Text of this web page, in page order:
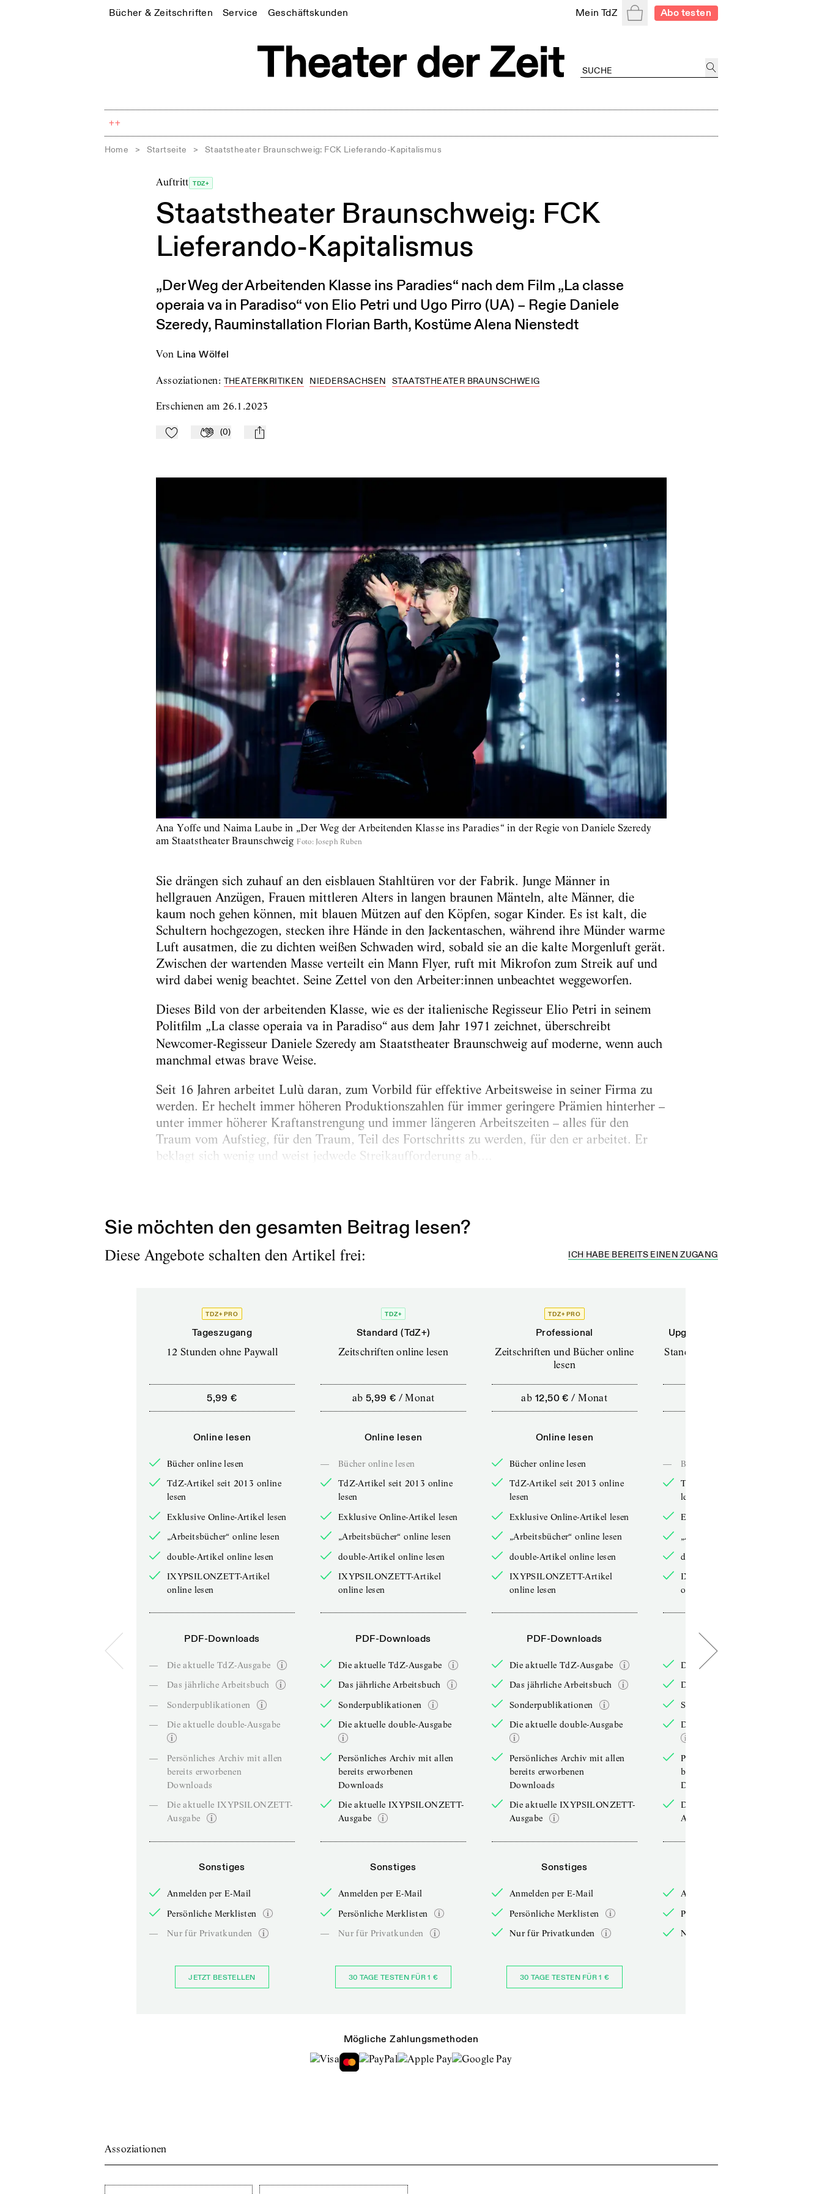
Bücher & Zeitschriften Service Geschäftskunden Mein TdZ WarenkorbAbo testen
++
Home > Startseite > Staatstheater Braunschweig: FCK Lieferando-Kapitalismus
Auftritt TDZ+
Staatstheater Braunschweig: FCK
Lieferando-Kapitalismus
„Der Weg der Arbeitenden Klasse ins Paradies“ nach dem Film „La classe
operaia va in Paradiso“ von Elio Petri und Ugo Pirro (UA) – Regie Daniele
Szeredy, Rauminstallation Florian Barth, Kostüme Alena Nienstedt
von Lina Wölfel
Assoziationen: THEATERKRITIKEN NIEDERSACHSEN STAATSTHEATER BRAUNSCHWEIG
Erschienen am 26.1.2023
Zu Mein-TdZ hinzufügen
Applaudieren
(0) mail
Ana Yoffe und Naima Laube in „Der Weg der Arbeitenden Klasse ins Paradies“ in der Regie von Daniele Szeredy
am Staatstheater Braunschweig Foto: Joseph Ruben
Sie drängen sich zuhauf an den eisblauen Stahltüren vor der Fabrik. Junge Männer in
hellgrauen Anzügen, Frauen mittleren Alters in langen braunen Mänteln, alte Männer, die
kaum noch gehen können, mit blauen Mützen auf den Köpfen, sogar Kinder. Es ist kalt, die
Schultern hochgezogen, stecken ihre Hände in den Jackentaschen, während ihre Münder warme
Luft ausatmen, die zu dichten weißen Schwaden wird, sobald sie an die kalte Morgenluft gerät.
Zwischen der wartenden Masse verteilt ein Mann Flyer, ruft mit Mikrofon zum Streik auf und
wird dabei wenig beachtet. Seine Zettel von den Arbeiter:innen unbeachtet weggeworfen.
Dieses Bild von der arbeitenden Klasse, wie es der italienische Regisseur Elio Petri in seinem
Politfilm „La classe operaia va in Paradiso“ aus dem Jahr 1971 zeichnet, überschreibt
Newcomer-Regisseur Daniele Szeredy am Staatstheater Braunschweig auf moderne, wenn auch
manchmal etwas brave Weise.
Seit 16 Jahren arbeitet Lulù daran, zum Vorbild für effektive Arbeitsweise in seiner Firma zu
werden. Er hechelt immer höheren Produktionszahlen für immer geringere Prämien hinterher –
unter immer höherer Kraftanstrengung und immer längeren Arbeitszeiten – alles für den
Traum vom Aufstieg, für den Traum, Teil des Fortschritts zu werden, für den er arbeitet. Er
beklagt sich wenig und weist jedwede Streikaufforderung ab....
Sie möchten den gesamten Beitrag lesen?
Diese Angebote schalten den Artikel frei: ICH HABE BEREITS EINEN ZUGANG
TDZ+ PRO
Tageszugang
12 Stunden ohne Paywall
5,99 €
Online lesen
Bücher online lesen
TdZ-Artikel seit 2013 online
lesen
Exklusive Online-Artikel lesen
„Arbeitsbücher“ online lesen
double-Artikel online lesen
IXYPSILONZETT-Artikel
online lesen
PDF-Downloads
—
Die aktuelle TdZ-Ausgabe
—
Das jährliche Arbeitsbuch
—
Sonderpublikationen
—
Die aktuelle double-Ausgabe
—
Persönliches Archiv mit allen
bereits erworbenen
Downloads
—
Die aktuelle IXYPSILONZETT-
Ausgabe
Sonstiges
Anmelden per E-Mail
Persönliche Merklisten
—
Nur für Privatkunden
JETZT BESTELLEN
TDZ+
Standard (TdZ+)
Zeitschriften online lesen
ab 5,99 € /Monat
Online lesen
—
Bücher online lesen
TdZ-Artikel seit 2013 online
lesen
Exklusive Online-Artikel lesen
„Arbeitsbücher“ online lesen
double-Artikel online lesen
IXYPSILONZETT-Artikel
online lesen
PDF-Downloads
Die aktuelle TdZ-Ausgabe
Das jährliche Arbeitsbuch
Sonderpublikationen
Die aktuelle double-Ausgabe
Persönliches Archiv mit allen
bereits erworbenen
Downloads
Die aktuelle IXYPSILONZETT-
Ausgabe
Sonstiges
Anmelden per E-Mail
Persönliche Merklisten
—
Nur für Privatkunden
30 TAGE TESTEN FÜR 1 €
TDZ+ PRO
Professional
Zeitschriften und Bücher online
lesen
ab 12,50 € /Monat
Online lesen
Bücher online lesen
TdZ-Artikel seit 2013 online
lesen
Exklusive Online-Artikel lesen
„Arbeitsbücher“ online lesen
double-Artikel online lesen
IXYPSILONZETT-Artikel
online lesen
PDF-Downloads
Die aktuelle TdZ-Ausgabe
Das jährliche Arbeitsbuch
Sonderpublikationen
Die aktuelle double-Ausgabe
Persönliches Archiv mit allen
bereits erworbenen
Downloads
Die aktuelle IXYPSILONZETT-
Ausgabe
Sonstiges
Anmelden per E-Mail
Persönliche Merklisten
Nur für Privatkunden
30 TAGE TESTEN FÜR 1 €
Upgrade für Printabonnenten
Standard (TdZ+) – Zeitschriften
—
Bücher online lesen
TdZ-Artikel seit 2013 online
lesen
Exklusive Online-Artikel lesen
„Arbeitsbücher“ online lesen
double-Artikel online lesen
IXYPSILONZETT-Artikel
online lesen
PDF-Downloads
Die aktuelle TdZ-Ausgabe
Das jährliche Arbeitsbuch
Sonderpublikationen
Die aktuelle double-Ausgabe
Persönliches Archiv mit allen
bereits erworbenen
Downloads
Die aktuelle IXYPSILONZETT-
Ausgabe
Anmelden per E-Mail
Persönliche Merklisten
Nur für Privatkunden
Mögliche Zahlungsmethoden
Assoziationen